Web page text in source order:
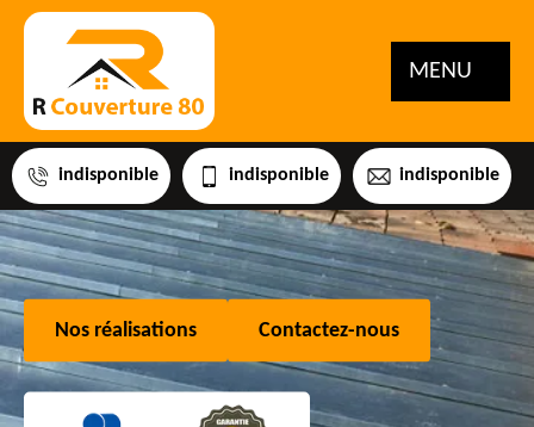
MENU
indisponible indisponible indisponible
Nos réalisations Contactez-nous